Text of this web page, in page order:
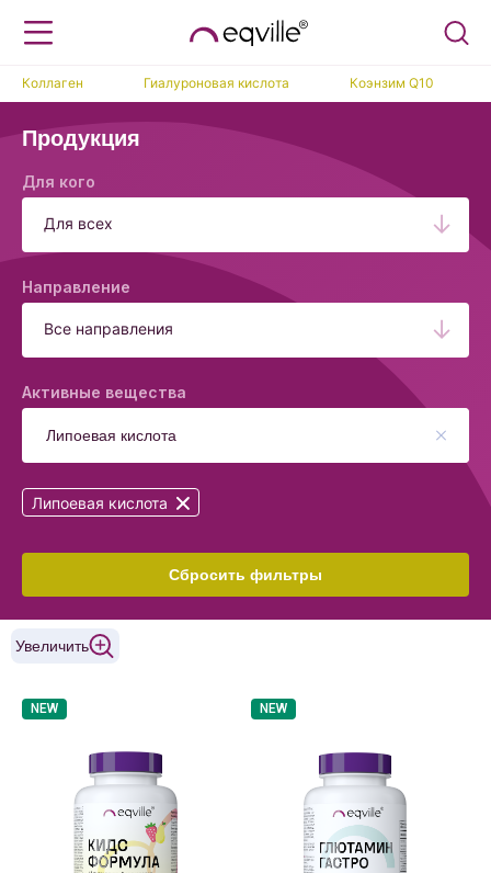
Коллаген Гиалуроновая кислота Коэнзим Q10
Продукция
Для кого
Для всех
Направление
Все направления
Активные вещества
Сбросить фильтры
Липоевая кислота
Увеличить
NEW NEW